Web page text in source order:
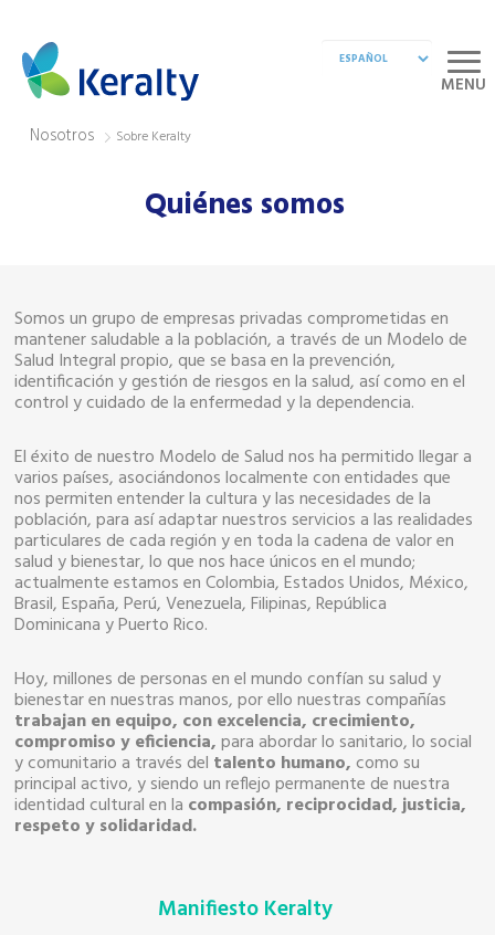
MENU
Nosotros
Sobre Keralty
Quiénes somos
Somos un grupo de empresas privadas comprometidas en
mantener saludable a la población, a través de un Modelo de
Salud Integral propio, que se basa en la prevención,
identificación y gestión de riesgos en la salud, así como en el
control y cuidado de la enfermedad y la dependencia.
El éxito de nuestro Modelo de Salud nos ha permitido llegar a
varios países, asociándonos localmente con entidades que
nos permiten entender la cultura y las necesidades de la
población, para así adaptar nuestros servicios a las realidades
particulares de cada región y en toda la cadena de valor en
salud y bienestar, lo que nos hace únicos en el mundo;
actualmente estamos en Colombia, Estados Unidos, México,
Brasil, España, Perú, Venezuela, Filipinas, República
Dominicana y Puerto Rico.
Hoy, millones de personas en el mundo confían su salud y
bienestar en nuestras manos, por ello nuestras compañías
trabajan en equipo, con excelencia, crecimiento,
compromiso y eficiencia,para abordar lo sanitario, lo social
y comunitario a través del talento humano,como su
principal activo, y siendo un reflejo permanente de nuestra
identidad cultural en la compasión, reciprocidad, justicia,
respeto y solidaridad.
Manifiesto Keralty